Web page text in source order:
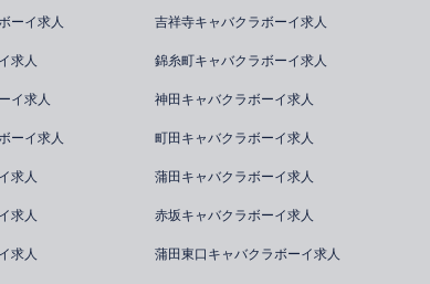
ーイ求人 吉祥寺キャバクラボーイ求人
求人 錦糸町キャバクラボーイ求人
イ求人 神田キャバクラボーイ求人
ーイ求人 町田キャバクラボーイ求人
求人 蒲田キャバクラボーイ求人
求人 赤坂キャバクラボーイ求人
求人 蒲田東口キャバクラボーイ求人